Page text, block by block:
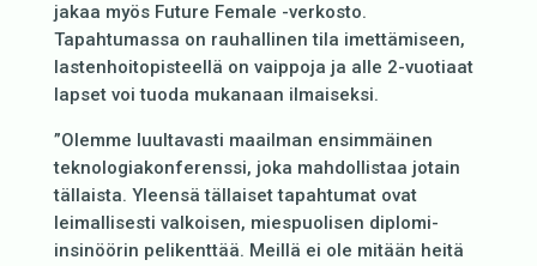
jakaa myös Future Female -verkosto.
Tapahtumassa on rauhallinen tila imettämiseen,
lastenhoitopisteellä on vaippoja ja alle 2-vuotiaat
lapset voi tuoda mukanaan ilmaiseksi.
”Olemme luultavasti maailman ensimmäinen
teknologiakonferenssi, joka mahdollistaa jotain
tällaista. Yleensä tällaiset tapahtumat ovat
leimallisesti valkoisen, miespuolisen diplomi-
insinöörin pelikenttää. Meillä ei ole mitään heitä